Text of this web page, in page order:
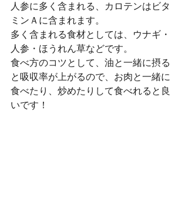
人参に多く含まれる、カロテンはビタ
ミンＡに含まれます。
多く含まれる食材としては、ウナギ・
人参・ほうれん草などです。
食べ方のコツとして、油と一緒に摂る
と吸収率が上がるので、お肉と一緒に
食べたり、炒めたりして食べれると良
いです！